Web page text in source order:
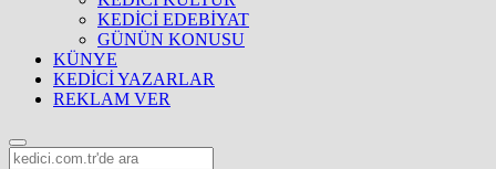
KEDİCİ EDEBİYAT
GÜNÜN KONUSU
KÜNYE
KEDİCİ YAZARLAR
REKLAM VER